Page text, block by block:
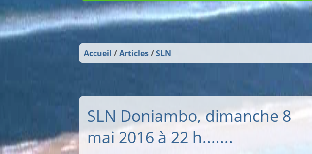
Recherche
Accueil Articles SLN
SLN Doniambo, dimanche 8
mai 2016 à 22 h.......